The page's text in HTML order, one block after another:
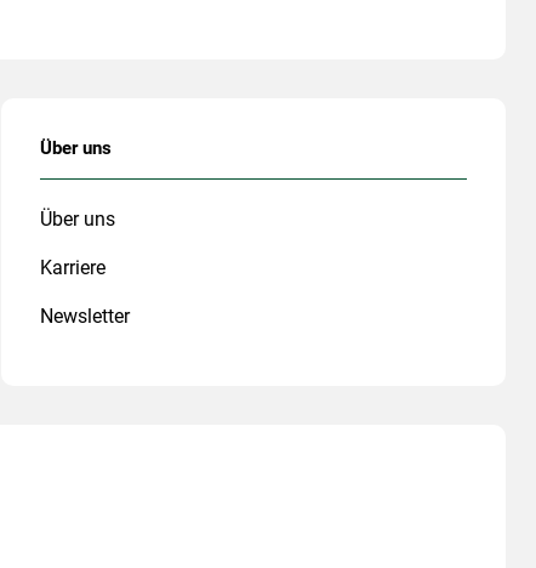
Über uns
Über uns
Karriere
Newsletter